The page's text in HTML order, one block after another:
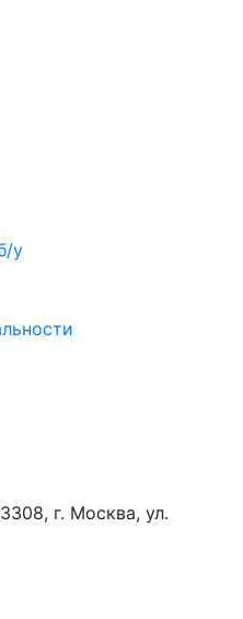
у
г. Москва, ул.